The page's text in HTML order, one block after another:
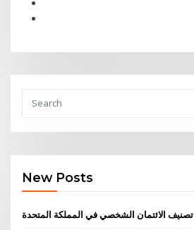
New Posts
تصنيف الائتمان الشخصي في المملكة المتحدة